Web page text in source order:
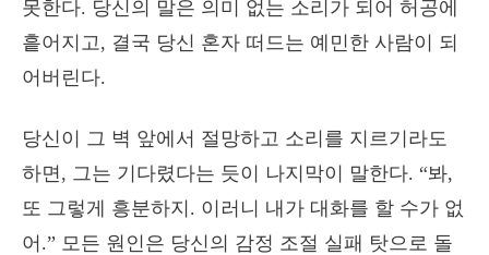
못한다. 당신의 말은 의미 없는 소리가 되어 허공에
흩어지고, 결국 당신 혼자 떠드는 예민한 사람이 되
어버린다.
당신이 그 벽 앞에서 절망하고 소리를 지르기라도
하면, 그는 기다렸다는 듯이 나지막이 말한다. “봐,
또 그렇게 흥분하지. 이러니 내가 대화를 할 수가 없
어.” 모든 원인은 당신의 감정 조절 실패 탓으로 돌